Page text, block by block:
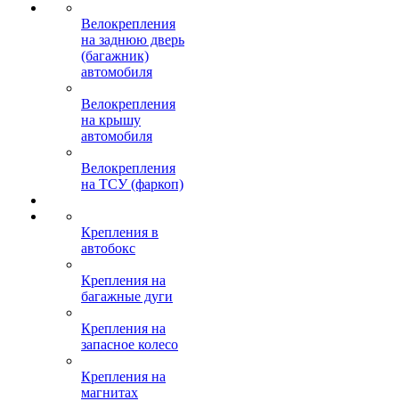
Велокрепления
на заднюю дверь
(багажник)
автомобиля
Велокрепления
на крышу
автомобиля
Велокрепления
на ТСУ (фаркоп)
Крепления в
автобокс
Крепления на
багажные дуги
Крепления на
запасное колесо
Крепления на
магнитах